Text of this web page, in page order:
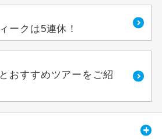
ークは5連休！
おすすめツアーをご紹